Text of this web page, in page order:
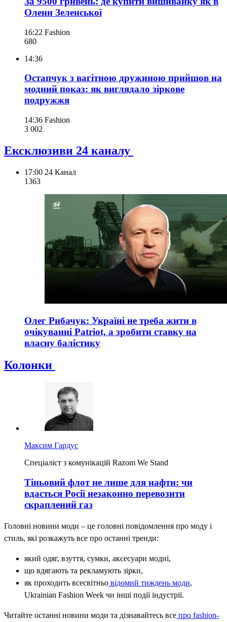
Олени Зеленської
16:22 Fashion
680
14:36
Остапчук з вагітною дружиною прийшов на
модний показ: як виглядало зіркове
подружжя
14:36 Fashion
3 002
Ексклюзиви 24 каналу
17:00 24 Канал
1363
Олег Рибачук: Україні не треба жити в
очікуванні Patriot, а зробити ставку на
власну балістику
Колонки
Максим Гардус
Спеціаліст з комунікацій Razom We Stand
Тіньовий флот не лише для нафти: чи
вдасться Росії незаконно перевозити
скраплений газ
Головні новини моди – це головні повідомлення про моду і
стиль, які розкажуть все про останні тренди:
який одяг, взуття, сумки, аксесуари модні,
що вдягають та рекламують зірки,
як проходить всесвітньо відомий тиждень моди,
Ukrainian Fashion Week чи інші події індустрії.
Читайте останні новини моди та дізнавайтесь все про fashion-